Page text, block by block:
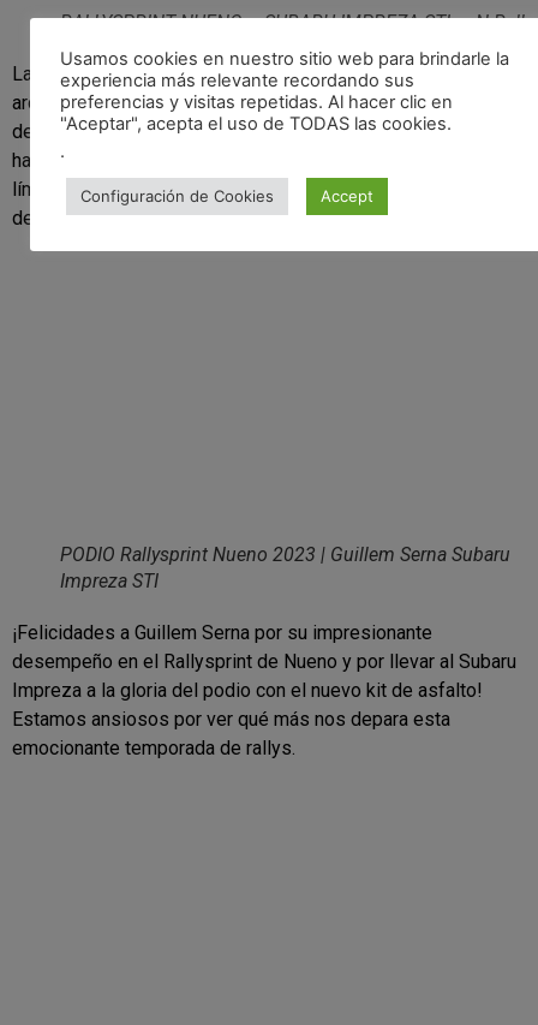
RALLYSPRINT NUENO – SUBARU IMPREZA STI gr.N
La victoria en el Rallysprint de Nueno es un testimonio del
arduo trabajo y la dedicación de Guillem Serna en el mundo
del rally. Con el nuevo kit de asfalto para el Subaru Impreza,
ha demostrado una vez más su capacidad para superar los
límites y alcanzar nuevas alturas en su carrera como piloto
de rally.
PODIO Rallysprint Nueno 2023 | Guillem Serna Subaru
Impreza STI
¡Felicidades a Guillem Serna por su impresionante
desempeño en el Rallysprint de Nueno y por llevar al Subaru
Impreza a la gloria del podio con el nuevo kit de asfalto!
Estamos ansiosos por ver qué más nos depara esta
emocionante temporada de rallys.
Usamos cookies en nuestro sitio web para brindarle la
experiencia más relevante recordando sus
preferencias y visitas repetidas. Al hacer clic en
"Aceptar", acepta el uso de TODAS las cookies.
.
Configuración de Cookies Accept